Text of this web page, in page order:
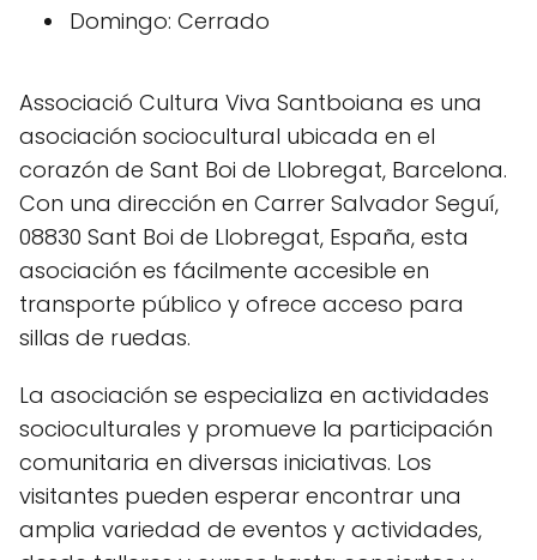
Domingo: Cerrado
Associació Cultura Viva Santboiana es una
asociación sociocultural ubicada en el
corazón de Sant Boi de Llobregat, Barcelona.
Con una dirección en Carrer Salvador Seguí,
08830 Sant Boi de Llobregat, España, esta
asociación es fácilmente accesible en
transporte público y ofrece acceso para
sillas de ruedas.
La asociación se especializa en actividades
socioculturales y promueve la participación
comunitaria en diversas iniciativas. Los
visitantes pueden esperar encontrar una
amplia variedad de eventos y actividades,